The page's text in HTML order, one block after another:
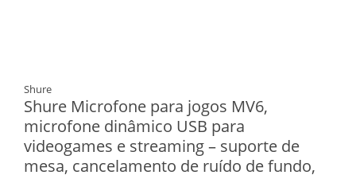
Shure
Shure Microfone para jogos MV6,
microfone dinâmico USB para
videogames e streaming – suporte de
mesa, cancelamento de ruído de fundo,